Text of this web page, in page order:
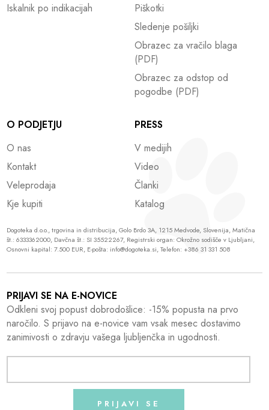
Iskalnik po indikacijah
Piškotki
Sledenje pošiljki
Obrazec za vračilo blaga
(PDF)
Obrazec za odstop od
pogodbe (PDF)
O PODJETJU
O nas
Kontakt
Veleprodaja
Kje kupiti
PRESS
V medijih
Video
Članki
Katalog
Dogoteka d.o.o., trgovina in distribucija, Golo Brdo 3A, 1215 Medvode, Slovenija, Matična
št.: 6333362000, Davčna št.: SI 35522267, Registrski organ: Okrožno sodišče v Ljubljani,
Osnovni kapital: 7.500 EUR, E-pošta: info@dogoteka.si, Telefon: +386 31 331 508
PRIJAVI SE NA E-NOVICE
Odkleni svoj popust dobrodošlice: -15% popusta na prvo
naročilo. S prijavo na e-novice vam vsak mesec dostavimo
zanimivosti o zdravju vašega ljubljenčka in ugodnosti.
PRIJAVI SE